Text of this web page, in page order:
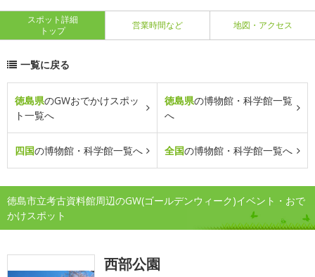
スポット詳細
トップ
営業時間など 地図・アクセス
一覧に戻る
徳島県のGWおでかけスポッ
ト一覧へ
徳島県の博物館・科学館一覧
へ
四国の博物館・科学館一覧へ 全国の博物館・科学館一覧へ
徳島市立考古資料館周辺のGW(ゴールデンウィーク)イベント・おで
かけスポット
西部公園